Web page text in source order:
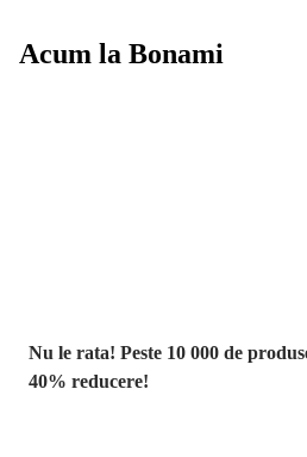
Acum la Bonami
Nu le rata! Peste 10 000 de
40% reducere!